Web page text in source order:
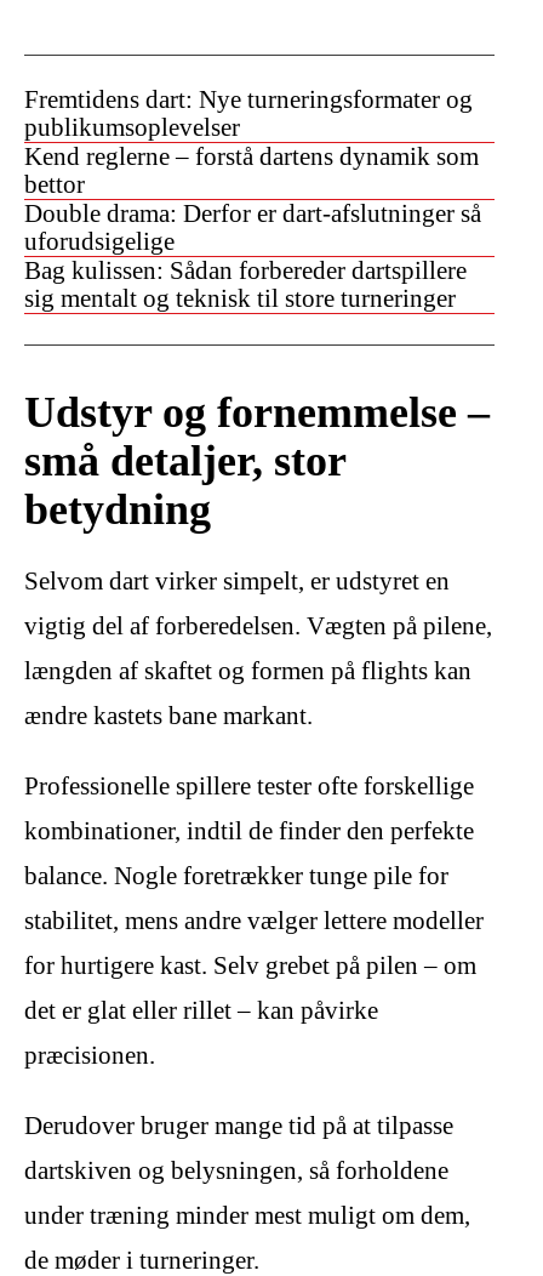
Fremtidens dart: Nye turneringsformater og
publikumsoplevelser
Kend reglerne – forstå dartens dynamik som
bettor
Double drama: Derfor er dart-afslutninger så
uforudsigelige
Bag kulissen: Sådan forbereder dartspillere
sig mentalt og teknisk til store turneringer
Udstyr og fornemmelse –
små detaljer, stor
betydning
Selvom dart virker simpelt, er udstyret en
vigtig del af forberedelsen. Vægten på pilene,
længden af skaftet og formen på flights kan
ændre kastets bane markant.
Professionelle spillere tester ofte forskellige
kombinationer, indtil de finder den perfekte
balance. Nogle foretrækker tunge pile for
stabilitet, mens andre vælger lettere modeller
for hurtigere kast. Selv grebet på pilen – om
det er glat eller rillet – kan påvirke
præcisionen.
Derudover bruger mange tid på at tilpasse
dartskiven og belysningen, så forholdene
under træning minder mest muligt om dem,
de møder i turneringer.